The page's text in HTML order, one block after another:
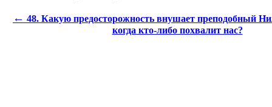
← 48. Какую предосторожность внушает преподобный
когда кто-либо похвалит нас?